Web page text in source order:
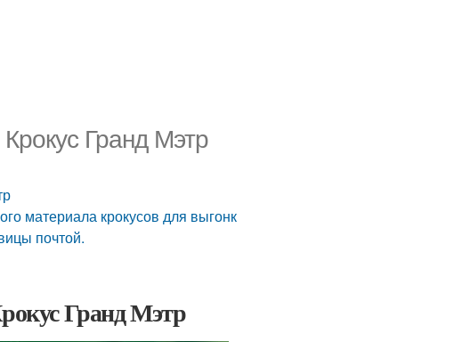
Гранд Мэтр
материала крокусов для выгонк
почтой.
Гранд Мэтр